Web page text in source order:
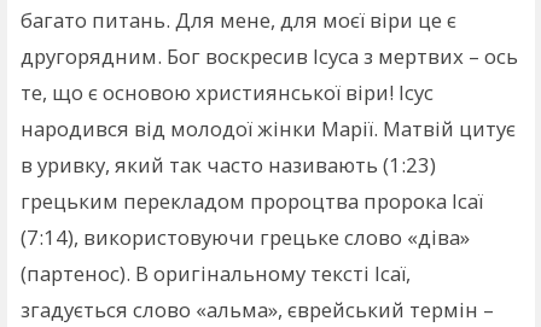
багато питань. Для мене, для моєї віри це є
другорядним. Бог воскресив Ісуса з мертвих – ось
те, що є основою християнської віри! Ісус
народився від молодої жінки Марії. Матвій цитує
в уривку, який так часто називають (1:23)
грецьким перекладом пророцтва пророка Ісаї
(7:14), використовуючи грецьке слово «діва»
(партенос). В оригінальному тексті Ісаї,
згадується слово «альма», єврейський термін –